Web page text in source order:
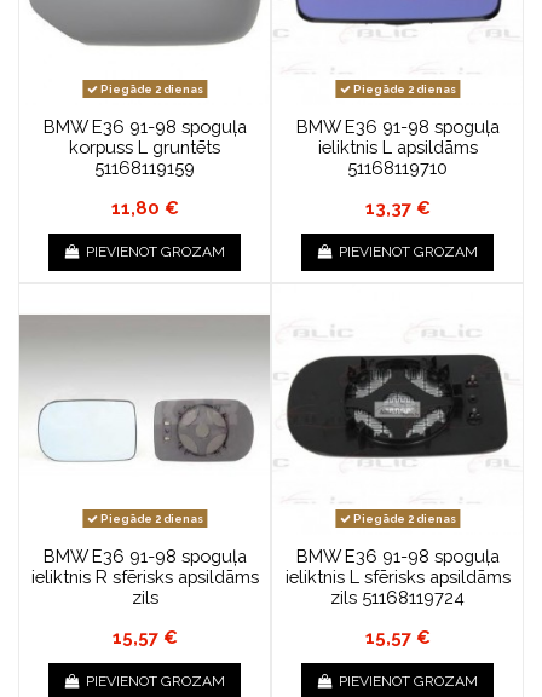
Piegāde 2 dienas
BMW E36 91-98 spoguļa
korpuss L gruntēts
51168119159
11,80 €
PIEVIENOT GROZAM
Piegāde 2 dienas
BMW E36 91-98 spoguļa
ieliktnis L apsildāms
51168119710
13,37 €
PIEVIENOT GROZAM
Piegāde 2 dienas
BMW E36 91-98 spoguļa
ieliktnis R sfērisks apsildāms
zils
15,57 €
PIEVIENOT GROZAM
Piegāde 2 dienas
BMW E36 91-98 spoguļa
ieliktnis L sfērisks apsildāms
zils 51168119724
15,57 €
PIEVIENOT GROZAM